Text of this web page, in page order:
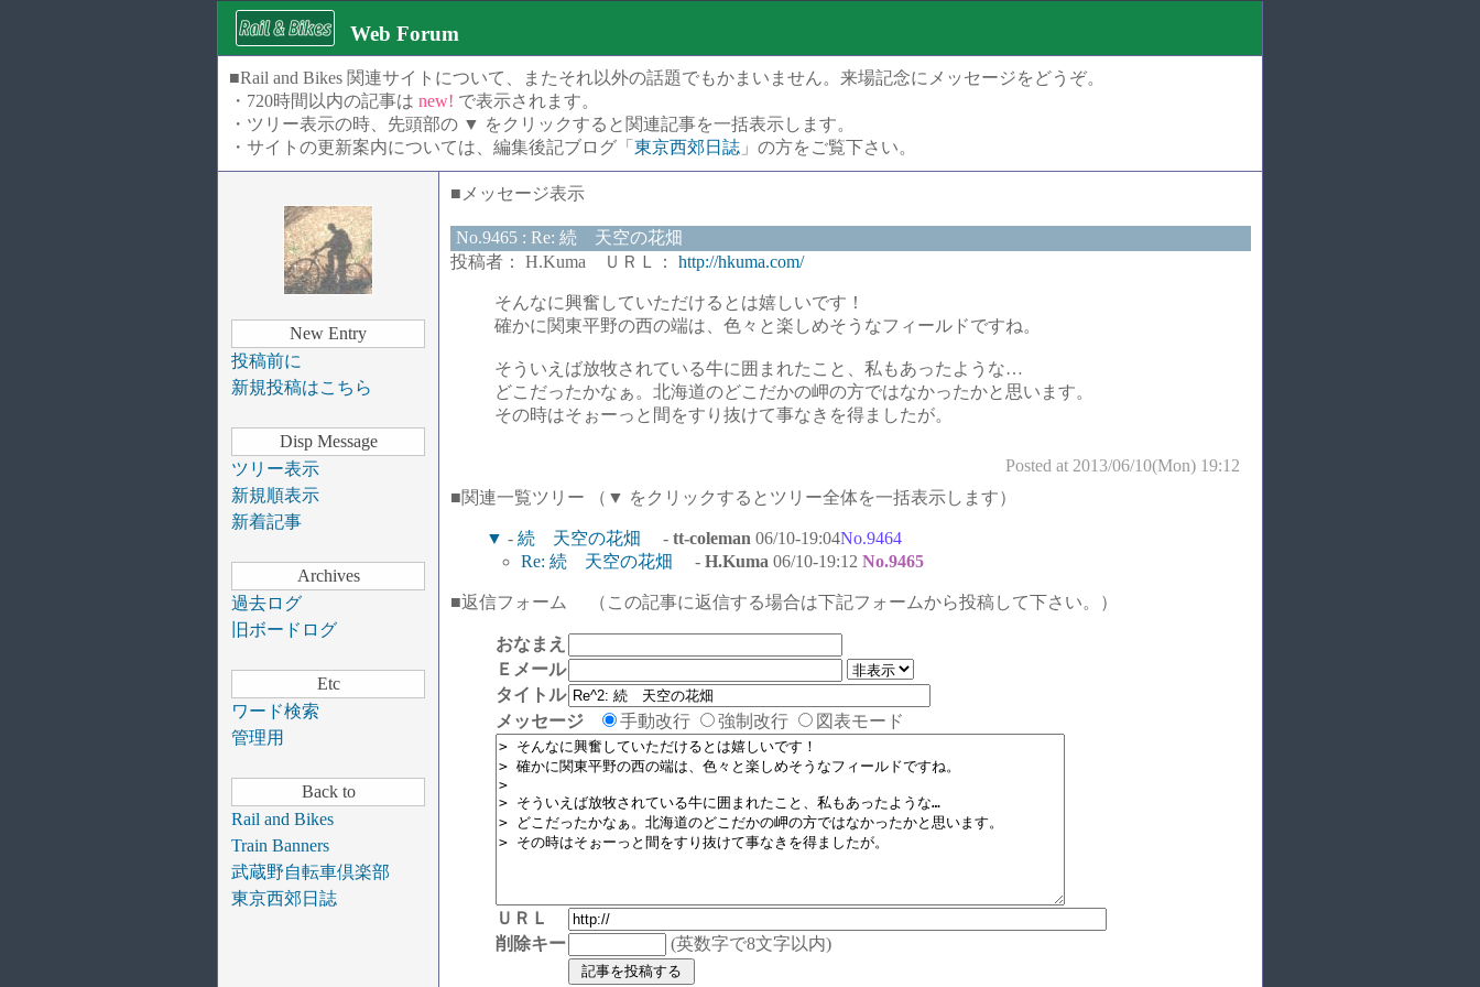
Web Forum
■Rail and Bikes 関連サイトについて、またそれ以外の話題でもかまいません。来場記念にメッセージをどうぞ。
・720時間以内の記事は new! で表示されます。
・ツリー表示の時、先頭部の ▼ をクリックすると関連記事を一括表示します。
・サイトの更新案内については、編集後記ブログ「 東京西郊日誌 」の方をご覧下さい。
New Entry
投稿前に
新規投稿はこちら
Disp Message
ツリー表示
新規順表示
新着記事
Archives
過去ログ
旧ボードログ
Etc
ワード検索
管理用
Back to
Rail and Bikes
Train Banners
武蔵野自転車倶楽部
東京西郊日誌
■メッセージ表示
No.9465 : Re: 続 天空の花畑
投稿者： H.Kuma ＵＲＬ： http://hkuma.com/
そんなに興奮していただけるとは嬉しいです！
確かに関東平野の西の端は、色々と楽しめそうなフィールドですね。
そういえば放牧されている牛に囲まれたこと、私もあったような…
どこだったかなぁ。北海道のどこだかの岬の方ではなかったかと思います。
その時はそぉーっと間をすり抜けて事なきを得ましたが。
Posted at 2013/06/10(Mon) 19:12
■関連一覧ツリー （▼ をクリックするとツリー全体を一括表示します）
▼ - 続 天空の花畑 - tt-coleman 06/10-19:04No.9464
Re: 続 天空の花畑
- H.Kuma 06/10-19:12 No.9465
■返信フォーム （この記事に返信する場合は下記フォームから投稿して下さい。）
おなまえ
Ｅメール
タイトル
メッセージ
手動改行 強制改行 図表モード
ＵＲＬ
削除キー
(英数字で8文字以内)